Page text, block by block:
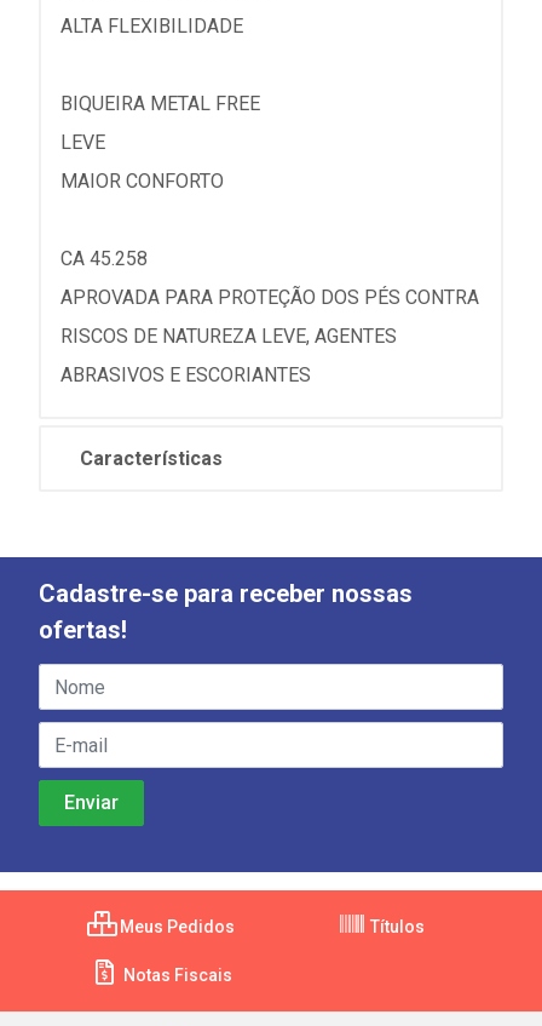
ALTA FLEXIBILIDADE
BIQUEIRA METAL FREE
LEVE
MAIOR CONFORTO
CA 45.258
APROVADA PARA PROTEÇÃO DOS PÉS CONTRA
RISCOS DE NATUREZA LEVE, AGENTES
ABRASIVOS E ESCORIANTES
Características
Cadastre-se para receber nossas
ofertas!
Meus Pedidos Títulos
Notas Fiscais